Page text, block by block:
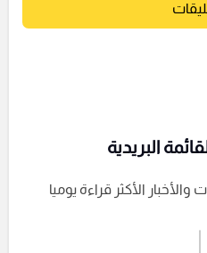
البريدية
الأكثر قراءة يوميا